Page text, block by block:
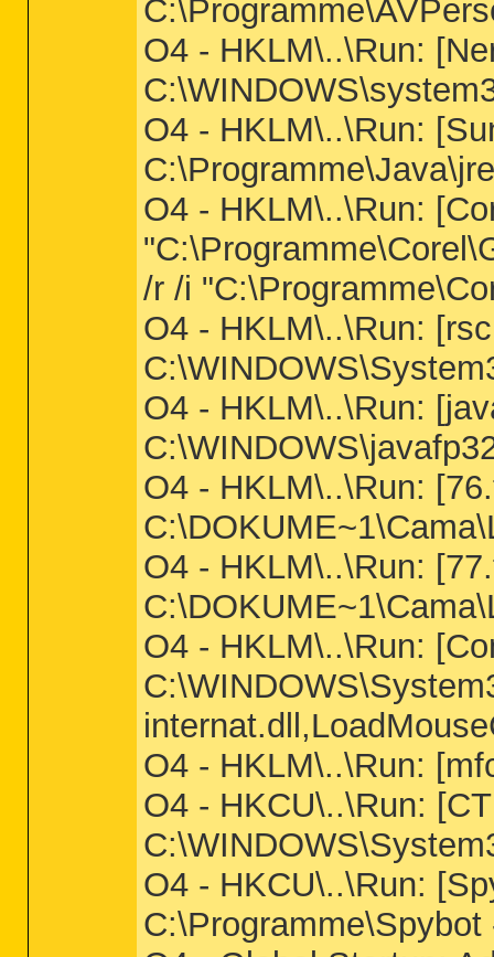
O4 - HKLM\..\Run:
O4 - HKLM\..\Run:
O4 - HKLM\..\Run:
/r /i
O4 - HKLM\..\Run:
O4 - HKLM\..\Run:
O4 - HKLM\..\Run:
O4 - HKLM\..\Run:
O4 - HKLM\..\Run:
O4 - HKLM\..\Run:
O4 - HKCU\..\Run:
O4 - HKCU\..\Run: